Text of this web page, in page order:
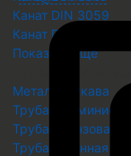
Канат DIN 3059
Канат DIN 3062
Показать еще
Металлорукава
Труба алюминиевая
Труба бронзовая
Труба латунная